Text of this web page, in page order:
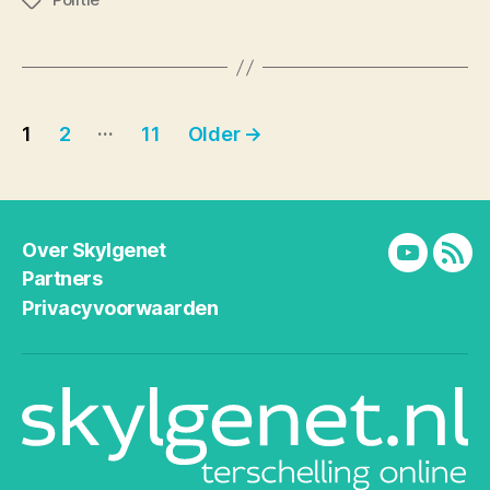
Berichten
1 2 … 11 Older →
Over Skylgenet
Partners
Privacyvoorwaarden
YouTube
RSS